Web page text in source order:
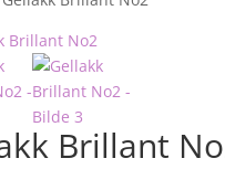
Brillant